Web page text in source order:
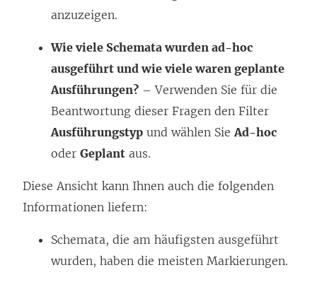
anzuzeigen.
Wie viele Schemata wurden ad-hoc
ausgeführt und wie viele waren geplante
Ausführungen? – Verwenden Sie für die
Beantwortung dieser Fragen den Filter
Ausführungstyp und wählen Sie Ad-hoc
oder Geplant aus.
Diese Ansicht kann Ihnen auch die folgenden
Informationen liefern:
Schemata, die am häufigsten ausgeführt
wurden, haben die meisten Markierungen.